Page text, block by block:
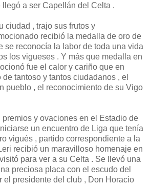
llegó a ser Capellán del Celta .
ciudad , trajo sus frutos y
recibió la medalla de oro de
se reconocía la labor de toda una vida
los vigueses . Y más que medalla en
fue el calor y cariño que en
tantoso y tantos ciudadanos , el
pueblo , el reconocimiento de su Vigo
y ovaciones en el Estadio de
un encuentro de Liga que tenía
vigués , partido correspondiente a la
recibió un maravilloso homenaje en
para ver a su Celta . Se llevó una
preciosa placa con el escudo del
el presidente del club , Don Horacio